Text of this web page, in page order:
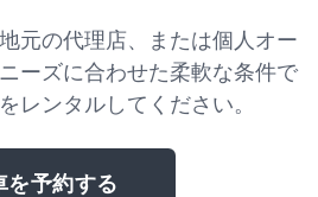
元の代理店、または個人オー
ーズに合わせた柔軟な条件で
レンタルしてください。
を予約する